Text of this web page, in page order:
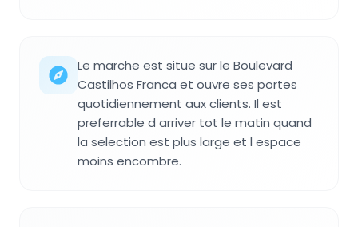
Le marche est situe sur le Boulevard
Castilhos Franca et ouvre ses portes
quotidiennement aux clients. Il est
preferrable d arriver tot le matin quand
la selection est plus large et l espace
moins encombre.